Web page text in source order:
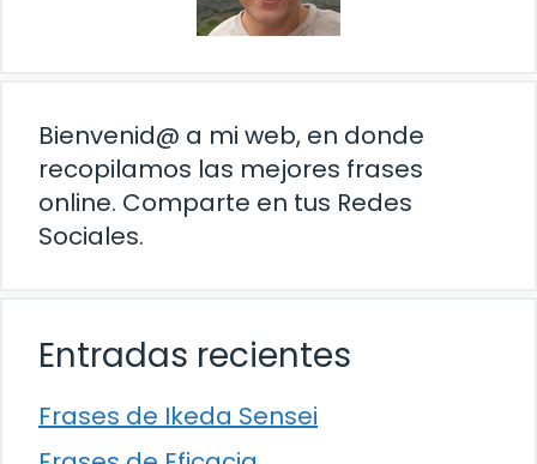
Bienvenid@ a mi web, en donde
recopilamos las mejores frases
online. Comparte en tus Redes
Sociales.
Entradas recientes
Frases de Ikeda Sensei